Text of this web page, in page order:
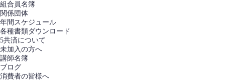
組合員名簿
関係団体
年間スケジュール
各種書類ダウンロード
5共済について
未加入の方へ
講師名簿
ブログ
消費者の皆様へ